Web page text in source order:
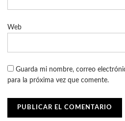
Web
Guarda mi nombre, correo
para la próxima vez que comente.